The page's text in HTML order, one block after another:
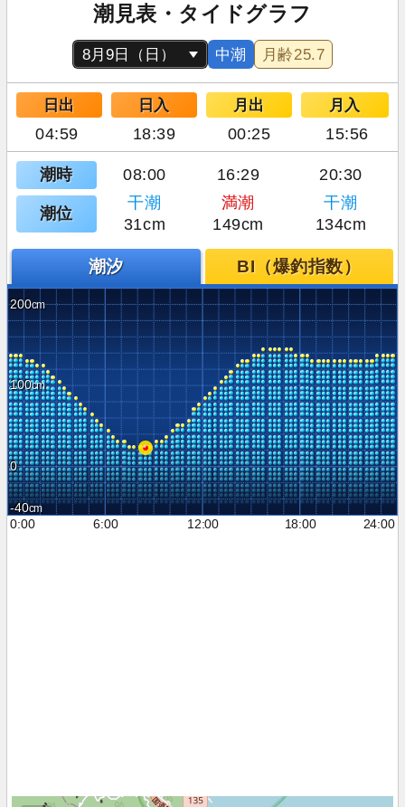
潮見表・タイドグラフ
中潮 月齢25.7
日出 日入 月出 月入
04:59 18:39 00:25 15:56
潮時 08:00 16:29 20:30
潮位
干潮 満潮
干潮
31cm
149cm 134cm
潮汐 BI（爆釣指数）
200
100
0
-40
0:00
6:00 12:00 18:00 24:00